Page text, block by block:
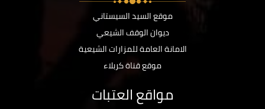
موقع السيد السيستاني
ديوان الوقف الشيعي
الامانة العامة للمزارات الشيعية
موقع قناة كربلاء
مواقع العتبات